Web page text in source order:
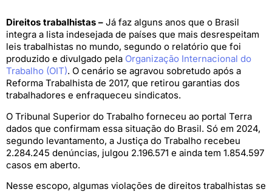
Direitos trabalhistas – Já faz alguns anos que o Brasil
integra a lista indesejada de países que mais desrespeitam
leis trabalhistas no mundo, segundo o relatório que foi
produzido e divulgado pela Organização Internacional do
Trabalho (OIT). O cenário se agravou sobretudo após a
Reforma Trabalhista de 2017, que retirou garantias dos
trabalhadores e enfraqueceu sindicatos.
O Tribunal Superior do Trabalho forneceu ao portal Terra
dados que confirmam essa situação do Brasil. Só em 2024,
segundo levantamento, a Justiça do Trabalho recebeu
2.284.245 denúncias, julgou 2.196.571 e ainda tem 1.854.597
casos em aberto.
Nesse escopo, algumas violações de direitos trabalhistas se